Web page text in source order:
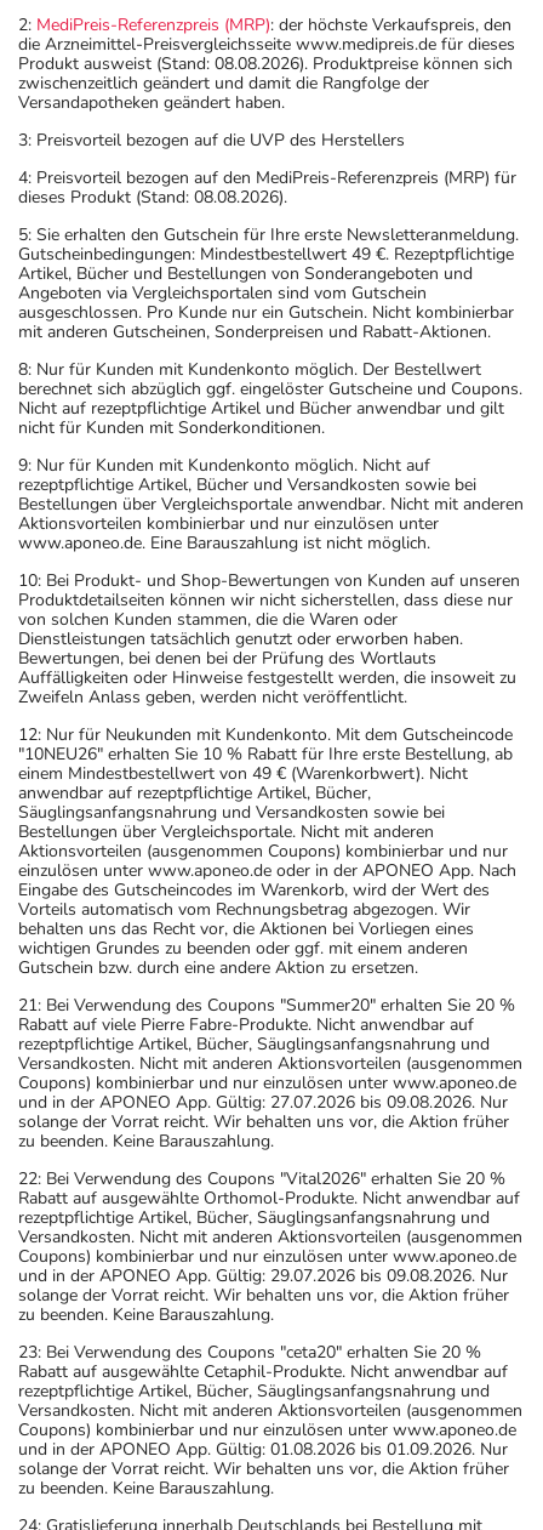
2: MediPreis-Referenzpreis (MRP): der höchste Verkaufspreis, den
die Arzneimittel-Preisvergleichsseite www.medipreis.de für dieses
Produkt ausweist (Stand: 08.08.2026). Produktpreise können sich
zwischenzeitlich geändert und damit die Rangfolge der
Versandapotheken geändert haben.
3: Preisvorteil bezogen auf die UVP des Herstellers
4: Preisvorteil bezogen auf den MediPreis-Referenzpreis (MRP) für
dieses Produkt (Stand: 08.08.2026).
5: Sie erhalten den Gutschein für Ihre erste Newsletteranmeldung.
Gutscheinbedingungen: Mindestbestellwert 49 €. Rezeptpflichtige
Artikel, Bücher und Bestellungen von Sonderangeboten und
Angeboten via Vergleichsportalen sind vom Gutschein
ausgeschlossen. Pro Kunde nur ein Gutschein. Nicht kombinierbar
mit anderen Gutscheinen, Sonderpreisen und Rabatt-Aktionen.
8: Nur für Kunden mit Kundenkonto möglich. Der Bestellwert
berechnet sich abzüglich ggf. eingelöster Gutscheine und Coupons.
Nicht auf rezeptpflichtige Artikel und Bücher anwendbar und gilt
nicht für Kunden mit Sonderkonditionen.
9: Nur für Kunden mit Kundenkonto möglich. Nicht auf
rezeptpflichtige Artikel, Bücher und Versandkosten sowie bei
Bestellungen über Vergleichsportale anwendbar. Nicht mit anderen
Aktionsvorteilen kombinierbar und nur einzulösen unter
www.aponeo.de. Eine Barauszahlung ist nicht möglich.
10: Bei Produkt- und Shop-Bewertungen von Kunden auf unseren
Produktdetailseiten können wir nicht sicherstellen, dass diese nur
von solchen Kunden stammen, die die Waren oder
Dienstleistungen tatsächlich genutzt oder erworben haben.
Bewertungen, bei denen bei der Prüfung des Wortlauts
Auffälligkeiten oder Hinweise festgestellt werden, die insoweit zu
Zweifeln Anlass geben, werden nicht veröffentlicht.
12: Nur für Neukunden mit Kundenkonto. Mit dem Gutscheincode
"10NEU26" erhalten Sie 10 % Rabatt für Ihre erste Bestellung, ab
einem Mindestbestellwert von 49 € (Warenkorbwert). Nicht
anwendbar auf rezeptpflichtige Artikel, Bücher,
Säuglingsanfangsnahrung und Versandkosten sowie bei
Bestellungen über Vergleichsportale. Nicht mit anderen
Aktionsvorteilen (ausgenommen Coupons) kombinierbar und nur
einzulösen unter www.aponeo.de oder in der APONEO App. Nach
Eingabe des Gutscheincodes im Warenkorb, wird der Wert des
Vorteils automatisch vom Rechnungsbetrag abgezogen. Wir
behalten uns das Recht vor, die Aktionen bei Vorliegen eines
wichtigen Grundes zu beenden oder ggf. mit einem anderen
Gutschein bzw. durch eine andere Aktion zu ersetzen.
21: Bei Verwendung des Coupons "Summer20" erhalten Sie 20 %
Rabatt auf viele Pierre Fabre-Produkte. Nicht anwendbar auf
rezeptpflichtige Artikel, Bücher, Säuglingsanfangsnahrung und
Versandkosten. Nicht mit anderen Aktionsvorteilen (ausgenommen
Coupons) kombinierbar und nur einzulösen unter www.aponeo.de
und in der APONEO App. Gültig: 27.07.2026 bis 09.08.2026. Nur
solange der Vorrat reicht. Wir behalten uns vor, die Aktion früher
zu beenden. Keine Barauszahlung.
22: Bei Verwendung des Coupons "Vital2026" erhalten Sie 20 %
Rabatt auf ausgewählte Orthomol-Produkte. Nicht anwendbar auf
rezeptpflichtige Artikel, Bücher, Säuglingsanfangsnahrung und
Versandkosten. Nicht mit anderen Aktionsvorteilen (ausgenommen
Coupons) kombinierbar und nur einzulösen unter www.aponeo.de
und in der APONEO App. Gültig: 29.07.2026 bis 09.08.2026. Nur
solange der Vorrat reicht. Wir behalten uns vor, die Aktion früher
zu beenden. Keine Barauszahlung.
23: Bei Verwendung des Coupons "ceta20" erhalten Sie 20 %
Rabatt auf ausgewählte Cetaphil-Produkte. Nicht anwendbar auf
rezeptpflichtige Artikel, Bücher, Säuglingsanfangsnahrung und
Versandkosten. Nicht mit anderen Aktionsvorteilen (ausgenommen
Coupons) kombinierbar und nur einzulösen unter www.aponeo.de
und in der APONEO App. Gültig: 01.08.2026 bis 01.09.2026. Nur
solange der Vorrat reicht. Wir behalten uns vor, die Aktion früher
zu beenden. Keine Barauszahlung.